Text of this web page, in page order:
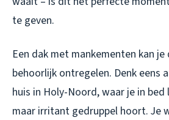
te geven.
Een dak met mankementen kan je
behoorlijk ontregelen. Denk eens
huis in Holy-Noord, waar je in
maar irritant gedruppel hoort. Je